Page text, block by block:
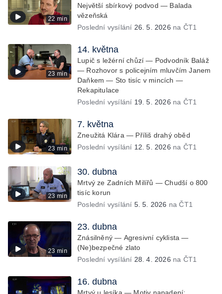
22 min
Největší sbírkový podvod — Balada
vězeňská
Poslední vysílání 26. 5. 2026 na ČT1
23 min
14. května
Lupič s ležérní chůzí — Podvodník Baláž
— Rozhovor s policejním mluvčím Janem
Daňkem — Sto tisíc v mincích —
Rekapitulace
Poslední vysílání 19. 5. 2026 na ČT1
23 min
7. května
Zneužitá Klára — Příliš drahý oběd
Poslední vysílání 12. 5. 2026 na ČT1
23 min
30. dubna
Mrtvý ze Zadních Milířů — Chudší o 800
tisíc korun
Poslední vysílání 5. 5. 2026 na ČT1
23 min
23. dubna
Znásilněný — Agresivní cyklista —
(Ne)bezpečné zlato
Poslední vysílání 28. 4. 2026 na ČT1
16. dubna